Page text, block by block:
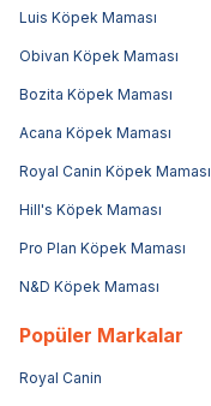
Luis Köpek Maması
Obivan Köpek Maması
Bozita Köpek Maması
Acana Köpek Maması
Royal Canin Köpek Maması
Hill's Köpek Maması
Pro Plan Köpek Maması
N&D Köpek Maması
Popüler Markalar
Royal Canin